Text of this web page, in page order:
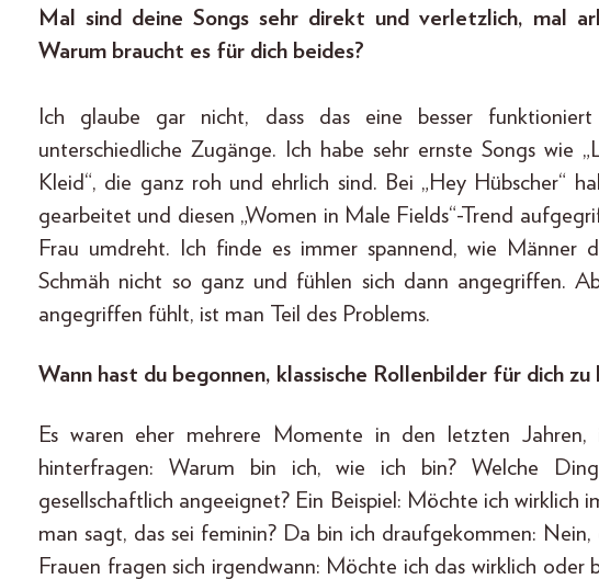
Mal sind deine Songs sehr direkt und verletzlich, mal
Warum braucht es für dich beides?
Ich glaube gar nicht, dass das eine besser
unterschiedliche Zugänge. Ich habe sehr ernste Songs wie
Kleid“, die ganz roh und ehrlich sind. Bei „Hey Hübscher“
gearbeitet und diesen „Women in Male Fields“-Trend
Frau umdreht. Ich finde es immer spannend, wie Männer
Schmäh nicht so ganz und fühlen sich dann angegriffen.
angegriffen fühlt, ist man Teil des Problems.
Wann hast du begonnen, klassische Rollenbilder für dich
Es waren eher mehrere Momente in den letzten
hinterfragen: Warum bin ich, wie ich bin? Welche
gesellschaftlich angeeignet? Ein Beispiel: Möchte ich wirklich
man sagt, das sei feminin? Da bin ich draufgekommen:
Frauen fragen sich irgendwann: Möchte ich das wirklich oder